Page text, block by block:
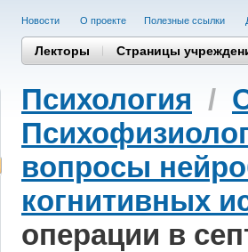
Новости О проекте Полезные cсылки
Лекторы Страницы
Психология /
вопросы
когнитивных
операции в